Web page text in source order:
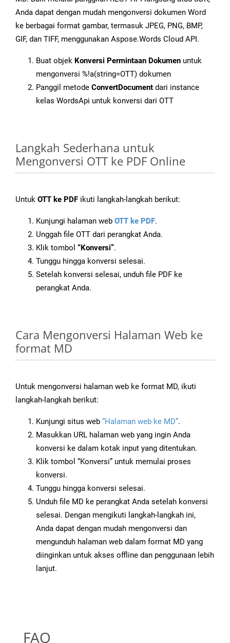
Anda dapat dengan mudah mengonversi dokumen Word
ke berbagai format gambar, termasuk JPEG, PNG, BMP,
GIF, dan TIFF, menggunakan Aspose.Words Cloud API.
Buat objek Konversi Permintaan Dokumen untuk
mengonversi %!a(string=OTT) dokumen
Panggil metode ConvertDocument dari instance
kelas WordsApi untuk konversi dari OTT
Langkah Sederhana untuk
Mengonversi OTT ke PDF Online
Untuk OTT ke PDF ikuti langkah-langkah berikut:
Kunjungi halaman web OTT ke PDF.
Unggah file OTT dari perangkat Anda.
Klik tombol “Konversi”.
Tunggu hingga konversi selesai.
Setelah konversi selesai, unduh file PDF ke
perangkat Anda.
Cara Mengonversi Halaman Web ke
format MD
Untuk mengonversi halaman web ke format MD, ikuti
langkah-langkah berikut:
Kunjungi situs web “Halaman web ke MD”.
Masukkan URL halaman web yang ingin Anda
konversi ke dalam kotak input yang ditentukan.
Klik tombol “Konversi” untuk memulai proses
konversi.
Tunggu hingga konversi selesai.
Unduh file MD ke perangkat Anda setelah konversi
selesai. Dengan mengikuti langkah-langkah ini,
Anda dapat dengan mudah mengonversi dan
mengunduh halaman web dalam format MD yang
diinginkan untuk akses offline dan penggunaan lebih
lanjut.
FAQ